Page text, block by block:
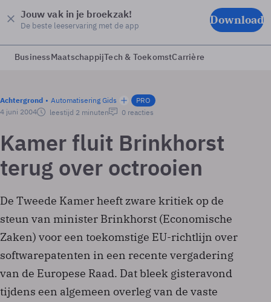
Jouw vak in je broekzak!
De beste leeservaring met de app Download
BusinessMaatschappijTech & ToekomstCarrière
Achtergrond Automatisering Gids
PRO
4 juni 2004
leestijd 2 minuten 0 reacties
Kamer fluit Brinkhorst
terug over octrooien
De Tweede Kamer heeft zware kritiek op de
steun van minister Brinkhorst (Economische
Zaken) voor een toekomstige EU-richtlijn over
softwarepatenten in een recente vergadering
van de Europese Raad. Dat bleek gisteravond
tijdens een algemeen overleg van de vaste